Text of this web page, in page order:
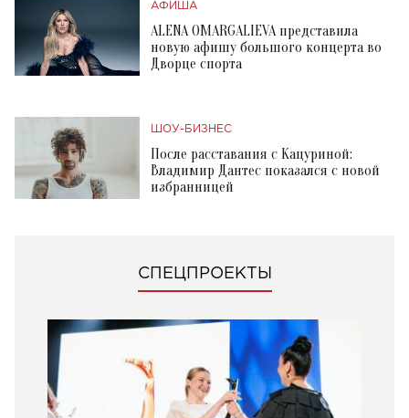
АФИША
ALENA OMARGALIEVA представила
новую афишу большого концерта во
Дворце спорта
ШОУ-БИЗНЕС
После расставания с Кацуриной:
Владимир Дантес показался с новой
избранницей
СПЕЦПРОЕКТЫ